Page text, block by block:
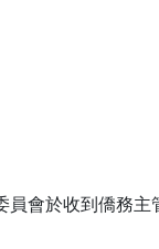
員會於收到僑務主